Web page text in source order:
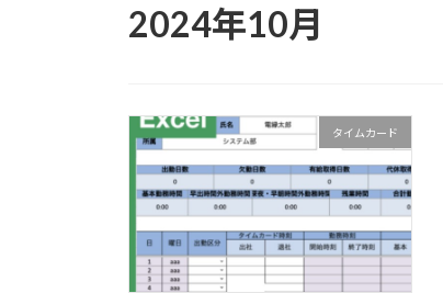
2024年10月
タイムカード